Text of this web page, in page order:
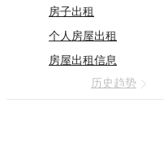
房子出租
个人房屋出租
房屋出租信息
历史趋势